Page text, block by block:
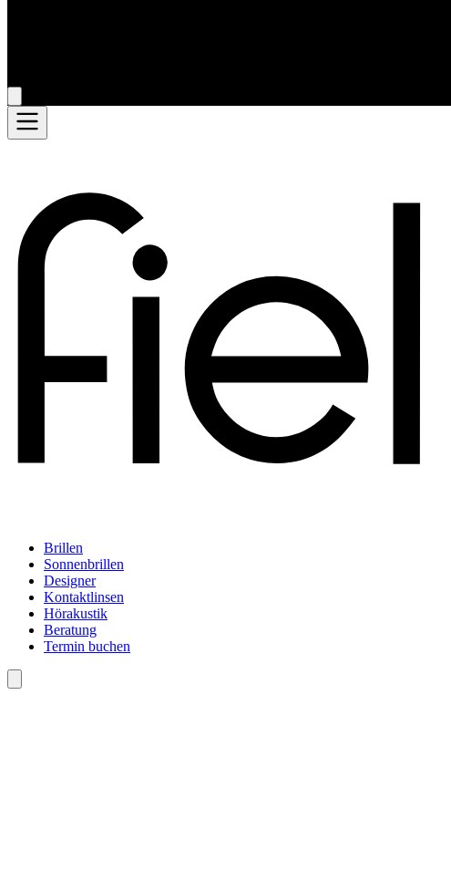
Brillen
Sonnenbrillen
Designer
Kontaktlinsen
Hörakustik
Beratung
Termin buchen